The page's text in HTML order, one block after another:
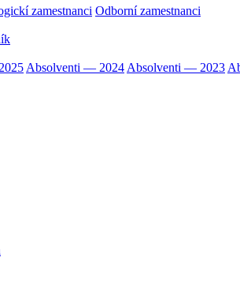
zamestnanci Odborní zamestnanci
Absolventi — 2024 Absolventi — 2023